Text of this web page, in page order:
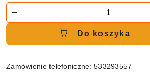
Do koszyka
Zamówienie telefoniczne: 533293557